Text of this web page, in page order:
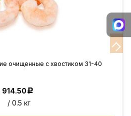
очищенные с хвостиком 31-40
914.50Р
/ 0.5 кг